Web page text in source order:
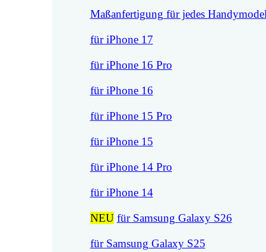
Maßanfertigung für jedes
für iPhone 17
für iPhone 16 Pro
für iPhone 16
für iPhone 15 Pro
für iPhone 15
für iPhone 14 Pro
für iPhone 14
NEU für Samsung Galaxy S26
für Samsung Galaxy S25